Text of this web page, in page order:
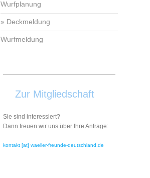
Wurfplanung
Deckmeldung
Wurfmeldung
Zur Mitgliedschaft
Sie sind interessiert?
Dann freuen wir uns über Ihre Anfrage:
kontakt [at] waeller-freunde-deutschland.de